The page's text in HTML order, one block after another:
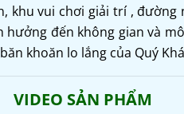
khu vui chơi giải trí ,
đến không gian và
khoăn lo lắng của Quý
VIDEO SẢN PHẨM